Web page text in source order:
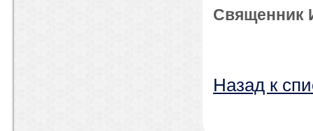
Священник
Назад к